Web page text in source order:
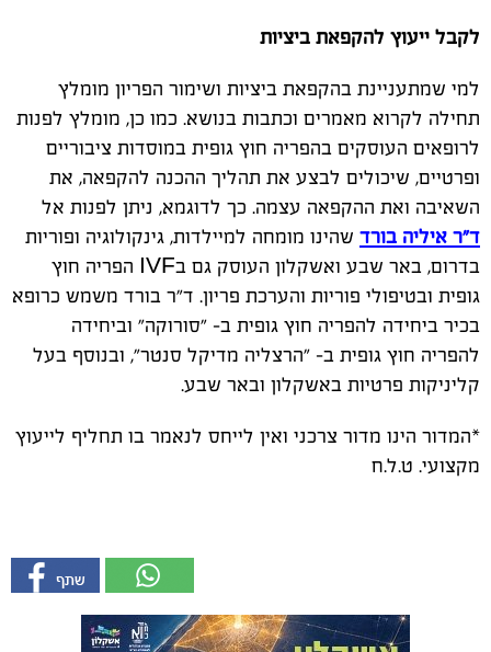
לקבל ייעוץ להקפאת ביציות
למי שמתעניינת בהקפאת ביציות ושימור הפריון מומלץ
תחילה לקרוא מאמרים וכתבות בנושא. כמו כן, מומלץ לפנות
לרופאים העוסקים בהפריה חוץ גופית במוסדות ציבוריים
ופרטיים, שיכולים לבצע את תהליך ההכנה להקפאה, את
השאיבה ואת ההקפאה עצמה. כך לדוגמא, ניתן לפנות אל
ד"ר איליה בורד שהינו מומחה למיילדות, גינקולוגיה ופוריות
בדרום, באר שבע ואשקלון העוסק גם בIVF הפריה חוץ
גופית ובטיפולי פוריות והערכת פריון. ד"ר בורד משמש כרופא
בכיר ביחידה להפריה חוץ גופית ב- "סורוקה" וביחידה
להפריה חוץ גופית ב- "הרצליה מדיקל סנטר", ובנוסף בעל
קליניקות פרטיות באשקלון ובאר שבע.
*המדור הינו מדור צרכני ואין לייחס לנאמר בו תחליף לייעוץ
מקצועי. ט.ל.ח